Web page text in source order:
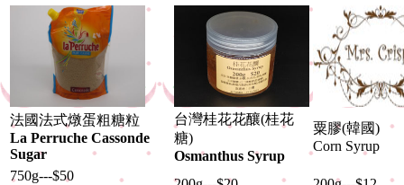
法國法式燉蛋粗糖粒
La Perruche Cassonde
Sugar
台灣桂花花釀(桂花
糖)
Osmanthus Syrup
粟膠(韓國)
Corn Syrup
750g---$50